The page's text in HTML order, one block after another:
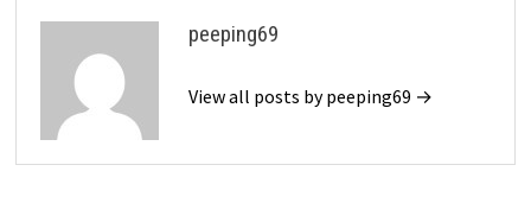
peeping69
View all posts by peeping69 →